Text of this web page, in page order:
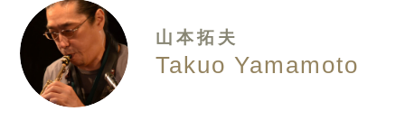
山本拓夫
Takuo Yamamoto